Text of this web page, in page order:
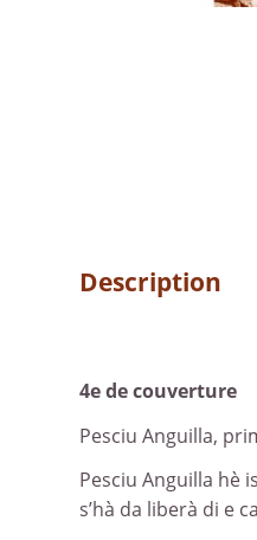
Description
4e de couverture
Pesciu Anguilla,
Pesciu Anguilla hè
s’hà da liberà di e